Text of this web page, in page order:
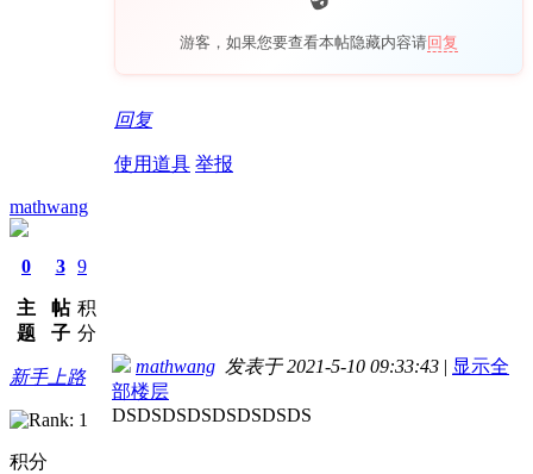
游客，如果您要查看本帖隐藏内容请回复
回复
使用道具 举报
mathwang
0
主
题
3
帖
子
9
积
分
新手上路
积分
mathwang 发表于 2021-5-10 09:33:43 | 显示全
部楼层
DSDSDSDSDSDSDSDS